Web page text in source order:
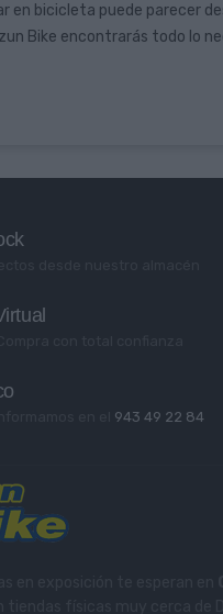
en bicicleta puede parecer
Bike encontrarás todo lo
943 49 22 84